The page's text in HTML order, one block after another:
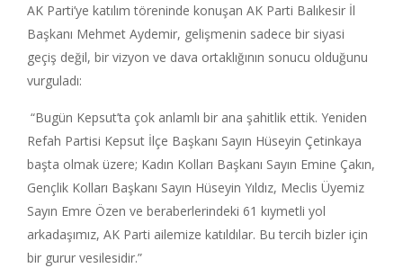
AK Parti’ye katılım töreninde konuşan AK Parti Balıkesir İl
Başkanı Mehmet Aydemir, gelişmenin sadece bir siyasi
geçiş değil, bir vizyon ve dava ortaklığının sonucu olduğunu
vurguladı:
“Bugün Kepsut’ta çok anlamlı bir ana şahitlik ettik. Yeniden
Refah Partisi Kepsut İlçe Başkanı Sayın Hüseyin Çetinkaya
başta olmak üzere; Kadın Kolları Başkanı Sayın Emine Çakın,
Gençlik Kolları Başkanı Sayın Hüseyin Yıldız, Meclis Üyemiz
Sayın Emre Özen ve beraberlerindeki 61 kıymetli yol
arkadaşımız, AK Parti ailemize katıldılar. Bu tercih bizler için
bir gurur vesilesidir.”